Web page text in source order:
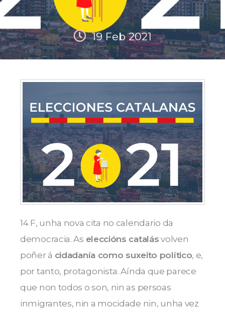
19 Feb 2021
14 F, unha nova cita no calendario da
democracia. As eleccións catalás volven
poñer á cidadanía como suxeito político, e,
por tanto, protagonista. Aínda que parece
que non todos o son, nin as persoas
inmigrantes, nin a mocidade nin, unha vez